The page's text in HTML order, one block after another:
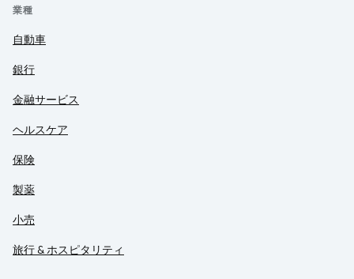
業種
自動車
銀行
金融サービス
ヘルスケア
保険
製薬
小売
旅行 & ホスピタリティ